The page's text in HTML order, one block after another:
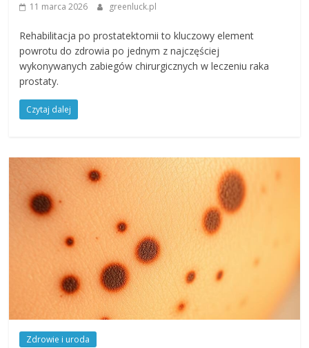
11 marca 2026 greenluck.pl
Rehabilitacja po prostatektomii to kluczowy element
powrotu do zdrowia po jednym z najczęściej
wykonywanych zabiegów chirurgicznych w leczeniu raka
prostaty.
Czytaj dalej
Zdrowie i uroda